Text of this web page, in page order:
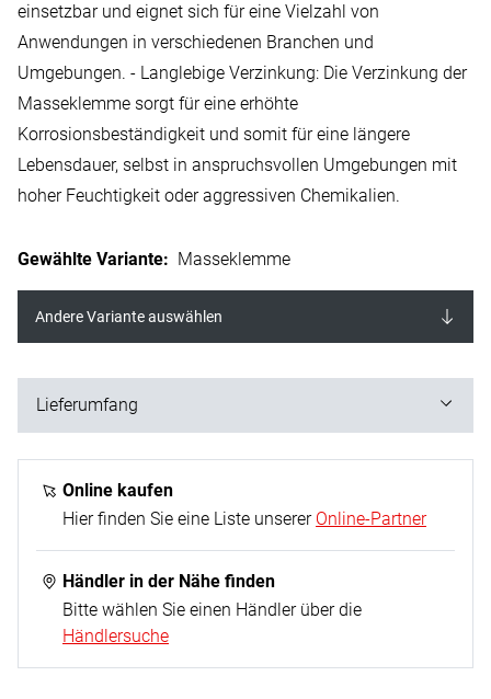
einsetzbar und eignet sich für eine Vielzahl von
Anwendungen in verschiedenen Branchen und
Umgebungen. - Langlebige Verzinkung: Die Verzinkung der
Masseklemme sorgt für eine erhöhte
Korrosionsbeständigkeit und somit für eine längere
Lebensdauer, selbst in anspruchsvollen Umgebungen mit
hoher Feuchtigkeit oder aggressiven Chemikalien.
Gewählte Variante: Masseklemme
Andere Variante auswählen
Lieferumfang
1x Masseklemme
Online kaufen
Hier finden Sie eine Liste unserer Online-Partner
Händler in der Nähe finden
Bitte wählen Sie einen Händler über die
Händlersuche